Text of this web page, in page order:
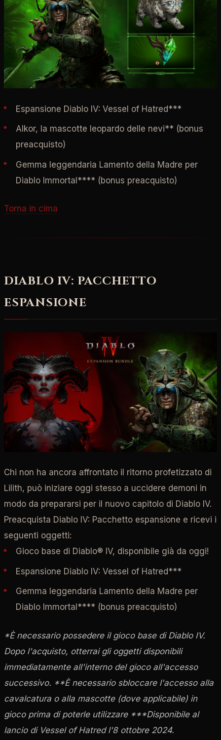
Espansione Diablo IV: Vessel of Hatred***
Alkor, la mascotte leopardo delle nevi** (bonus
preacquisto)
Gemma leggendaria Lamento della Madre per
Diablo Immortal**** (bonus preacquisto)
Torna in cima
DIABLO IV: PACCHETTO
ESPANSIONE
Chi non ha ancora affrontato il ritorno profetizzato di
Lilith, può iniziare oggi stesso a uccidere demoni in
modo da prepararsi per il nuovo capitolo di Diablo IV.
Preacquista Diablo IV: Pacchetto espansione e ricevi i
seguenti oggetti:
Gioco base di Diablo® IV, disponibile già da oggi!
Espansione Diablo IV: Vessel of Hatred***
Gemma leggendaria Lamento della Madre per
Diablo Immortal**** (bonus preacquisto)
*È necessario possedere il gioco base di Diablo IV.
Dopo l'acquisto, otterrai gli oggetti disponibili
immediatamente all'interno del gioco all'accesso
successivo. **È necessario sbloccare l'accesso alla
cavalcatura o alla mascotte (dove applicabile) in
gioco prima di poterle utilizzare ***Disponibile al
lancio di Vessel of Hatred l'8 ottobre 2024.